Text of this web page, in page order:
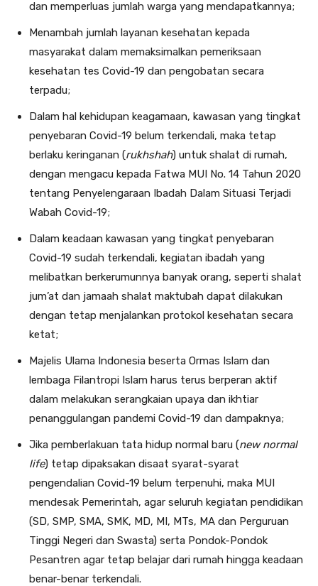
dan memperluas jumlah warga yang mendapatkannya;
Menambah jumlah layanan kesehatan kepada
masyarakat dalam memaksimalkan pemeriksaan
kesehatan tes Covid-19 dan pengobatan secara
terpadu;
Dalam hal kehidupan keagamaan, kawasan yang tingkat
penyebaran Covid-19 belum terkendali, maka tetap
berlaku keringanan (rukhshah) untuk shalat di rumah,
dengan mengacu kepada Fatwa MUI No. 14 Tahun 2020
tentang Penyelengaraan Ibadah Dalam Situasi Terjadi
Wabah Covid-19;
Dalam keadaan kawasan yang tingkat penyebaran
Covid-19 sudah terkendali, kegiatan ibadah yang
melibatkan berkerumunnya banyak orang, seperti shalat
jum’at dan jamaah shalat maktubah dapat dilakukan
dengan tetap menjalankan protokol kesehatan secara
ketat;
Majelis Ulama Indonesia beserta Ormas Islam dan
lembaga Filantropi Islam harus terus berperan aktif
dalam melakukan serangkaian upaya dan ikhtiar
penanggulangan pandemi Covid-19 dan dampaknya;
Jika pemberlakuan tata hidup normal baru (new normal
life) tetap dipaksakan disaat syarat-syarat
pengendalian Covid-19 belum terpenuhi, maka MUI
mendesak Pemerintah, agar seluruh kegiatan pendidikan
(SD, SMP, SMA, SMK, MD, MI, MTs, MA dan Perguruan
Tinggi Negeri dan Swasta) serta Pondok-Pondok
Pesantren agar tetap belajar dari rumah hingga keadaan
benar-benar terkendali.